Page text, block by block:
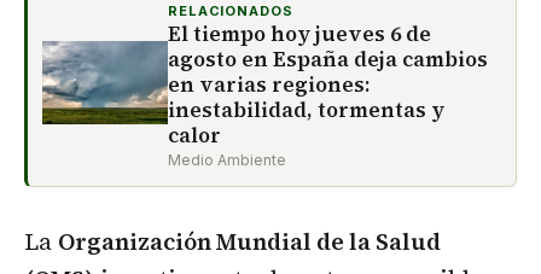
RELACIONADOS
El tiempo hoy jueves 6 de
agosto en España deja cambios
en varias regiones:
inestabilidad, tormentas y
calor
Medio Ambiente
La Organización Mundial de la Salud